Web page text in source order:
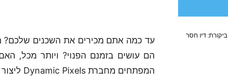
עד כמה אתם מכירים את השכנים
הם עושים בזמנם הפנוי? ויותר מכל,
Splatoon Raiders ביקורת: דיו חסר